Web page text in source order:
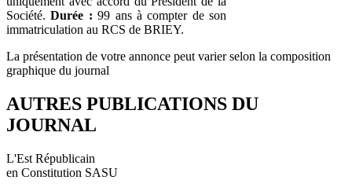
Société.Durée : 99 ans à compter de son
immatriculation au RCS de BRIEY.
La présentation de votre annonce peut varier selon la composition
graphique du journal
AUTRES PUBLICATIONS DU
JOURNAL
L'Est Républicain
en Constitution SASU